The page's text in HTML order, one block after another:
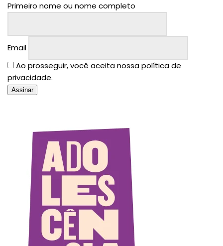
Primeiro nome ou nome completo
Email
Ao prosseguir, você aceita nossa política de
privacidade.